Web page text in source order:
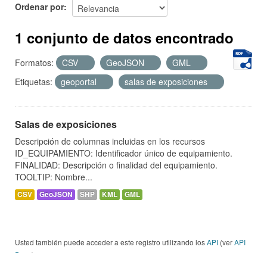
Acerca de
Ordenar por
1 conjunto de datos encontrado
Formatos: CSV GeoJSON
GML
Etiquetas:
geoportal salas de exposiciones
Salas de exposiciones
Descripción de columnas incluidas en los recursos
ID_EQUIPAMIENTO: Identificador único de equipamiento.
FINALIDAD: Descripción o finalidad del equipamiento.
TOOLTIP: Nombre...
CSV GeoJSON SHP KML GML
Usted también puede acceder a este registro utilizando losAPI (verAPI